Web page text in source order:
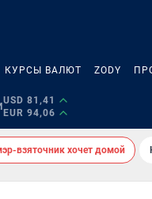
КУРСЫ ВАЛЮТ ZODY
USD 81,41
EUR 94,06
взяточник хочет домой